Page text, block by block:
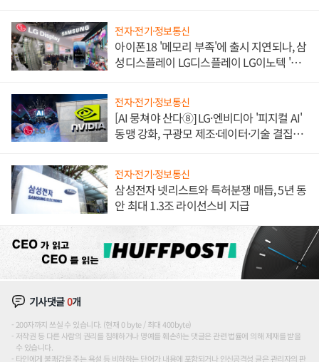
전자·전기·정보통신
아이폰18 '메모리 부족'에 출시 지연되나, 삼
성디스플레이 LG디스플레이 LG이노텍 '탈
전자·전기·정보통신
[AI 뭉쳐야 산다⑧] LG·엔비디아 '피지컬 AI'
동맹 강화, 구광모 제조·데이터·기술 결집
전자·전기·정보통신
삼성전자 넷리스트와 특허분쟁 매듭, 5년 동
안 최대 1.3조 라이선스비 지급
기사댓글0개
200자까지 쓰실 수 있습니다. (현재 0 byte / 최대 400byte)
저작권 등 다른 사람의 권리를 침해하거나 명예를 훼손하는 댓글은 관련 법률에 의해 제재를 받을
수 있습니다.
타인에게 불쾌감을 주는 욕설 등 비하하는 단어가 내용에 포함되거나 인신공격성 글은 관리자의 판